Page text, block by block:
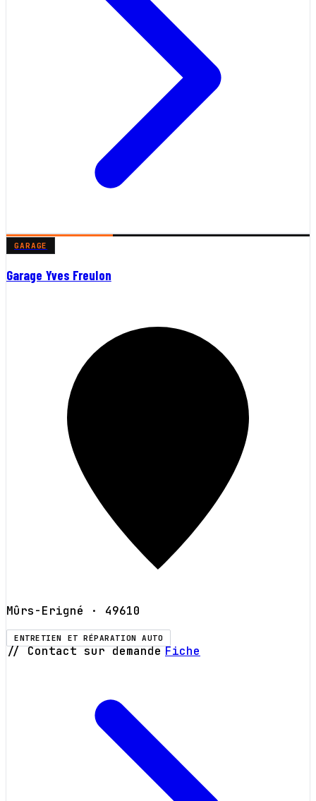
GARAGE
Garage Yves Freulon
Mûrs-Erigné · 49610
ENTRETIEN ET RÉPARATION AUTO
// Contact sur demande Fiche